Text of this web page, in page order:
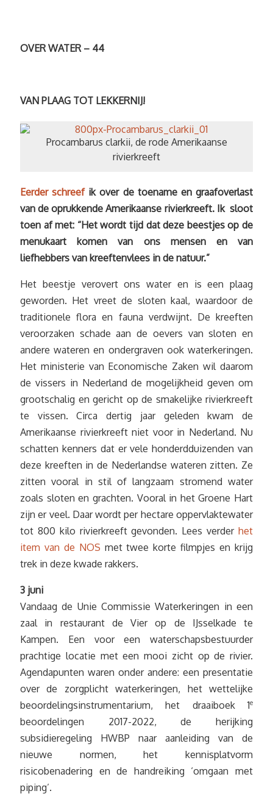
OVER WATER – 44
VAN PLAAG TOT LEKKERNIJ!
Procambarus clarkii, de rode Amerikaanse
rivierkreeft
Eerder schreefik over de toename en graafoverlast
van de oprukkende Amerikaanse rivierkreeft. Ik sloot
toen af met: “Het wordt tijd dat deze beestjes op de
menukaart komen van ons mensen en van
liefhebbers van kreeftenvlees in de natuur.”
Het beestje verovert ons water en is een plaag
geworden. Het vreet de sloten kaal, waardoor de
traditionele flora en fauna verdwijnt. De kreeften
veroorzaken schade aan de oevers van sloten en
andere wateren en ondergraven ook waterkeringen.
Het ministerie van Economische Zaken wil daarom
de vissers in Nederland de mogelijkheid geven om
grootschalig en gericht op de smakelijke rivierkreeft
te vissen. Circa dertig jaar geleden kwam de
Amerikaanse rivierkreeft niet voor in Nederland. Nu
schatten kenners dat er vele honderdduizenden van
deze kreeften in de Nederlandse wateren zitten. Ze
zitten vooral in stil of langzaam stromend water
zoals sloten en grachten. Vooral in het Groene Hart
zijn er veel. Daar wordt per hectare oppervlaktewater
tot 800 kilo rivierkreeft gevonden. Lees verder het
item van de NOS met twee korte filmpjes en krijg
trek in deze kwade rakkers.
3 juni
Vandaag de Unie Commissie Waterkeringen in een
zaal in restaurant de Vier op de IJsselkade te
Kampen. Een voor een waterschapsbestuurder
prachtige locatie met een mooi zicht op de rivier.
Agendapunten waren onder andere: een presentatie
over de zorgplicht waterkeringen, het wettelijke
beoordelingsinstrumentarium, het draaiboek 1e
beoordelingen 2017-2022, de herijking
subsidieregeling HWBP naar aanleiding van de
nieuwe normen, het kennisplatvorm
risicobenadering en de handreiking ‘omgaan met
piping’.